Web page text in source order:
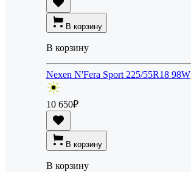
В корзину
В корзину
Nexen N'Fera Sport 225/55R18 98W
10 650₽
В корзину
В корзину